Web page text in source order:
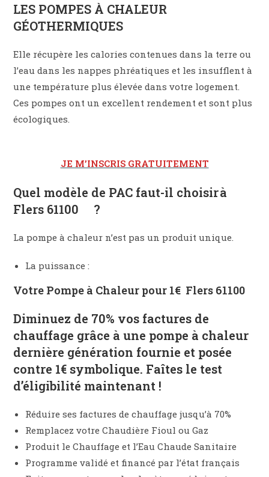
LES POMPES À CHALEUR
GÉOTHERMIQUES
Elle récupère les calories contenues dans la terre ou
l’eau dans les nappes phréatiques et les insufflent à
une température plus élevée dans votre logement.
Ces pompes ont un excellent rendement et sont plus
écologiques.
JE M’INSCRIS GRATUITEMENT
Quel modèle de PAC faut-il choisir à
Flers 61100 ?
La pompe à chaleur n’est pas un produit unique.
La puissance :
Votre Pompe à Chaleur pour 1€ Flers 61100
Diminuez de 70% vos factures de
chauffage grâce à une pompe à chaleur
dernière génération fournie et posée
contre 1€ symbolique. Faîtes le test
d’éligibilité maintenant !
Réduire ses factures de chauffage jusqu’à 70%
Remplacez votre Chaudière Fioul ou Gaz
Produit le Chauffage et l’Eau Chaude Sanitaire
Programme validé et financé par l’état français